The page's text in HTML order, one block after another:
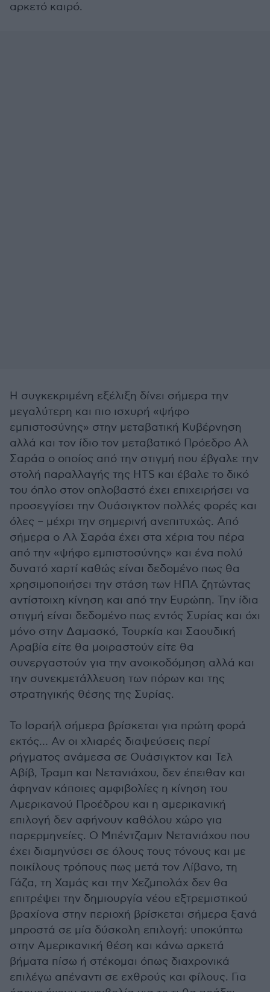
αρκετό καιρό.
Η συγκεκριμένη εξέλιξη δίνει σήμερα την
μεγαλύτερη και πιο ισχυρή «ψήφο
εμπιστοσύνης» στην μεταβατική Κυβέρνηση
αλλά και τον ίδιο τον μεταβατικό Πρόεδρο Αλ
Σαράα ο οποίος από την στιγμή που έβγαλε την
στολή παραλλαγής της HTS και έβαλε το δικό
του όπλο στον οπλοβαστό έχει επιχειρήσει να
προσεγγίσει την Ουάσιγκτον πολλές φορές και
όλες – μέχρι την σημερινή ανεπιτυχώς. Από
σήμερα ο Αλ Σαράα έχει στα χέρια του πέρα
από την «ψήφο εμπιστοσύνης» και ένα πολύ
δυνατό χαρτί καθώς είναι δεδομένο πως θα
χρησιμοποιήσει την στάση των ΗΠΑ ζητώντας
αντίστοιχη κίνηση και από την Ευρώπη. Την ίδια
στιγμή είναι δεδομένο πως εντός Συρίας και όχι
μόνο στην Δαμασκό, Τουρκία και Σαουδική
Αραβία είτε θα μοιραστούν είτε θα
συνεργαστούν για την ανοικοδόμηση αλλά και
την συνεκμετάλλευση των πόρων και της
στρατηγικής θέσης της Συρίας.
Το Ισραήλ σήμερα βρίσκεται για πρώτη φορά
εκτός… Αν οι χλιαρές διαψεύσεις περί
ρήγματος ανάμεσα σε Ουάσιγκτον και Τελ
Αβίβ, Τραμπ και Νετανιάχου, δεν έπειθαν και
άφηναν κάποιες αμφιβολίες η κίνηση του
Αμερικανού Προέδρου και η αμερικανική
επιλογή δεν αφήνουν καθόλου χώρο για
παρερμηνείες. Ο Μπέντζαμιν Νετανιάχου που
έχει διαμηνύσει σε όλους τους τόνους και με
ποικίλους τρόπους πως μετά τον Λίβανο, τη
Γάζα, τη Χαμάς και την Χεζμπολάχ δεν θα
επιτρέψει την δημιουργία νέου εξτρεμιστικού
βραχίονα στην περιοχή βρίσκεται σήμερα ξανά
μπροστά σε μία δύσκολη επιλογή: υποκύπτω
στην Αμερικανική θέση και κάνω αρκετά
βήματα πίσω ή στέκομαι όπως διαχρονικά
επιλέγω απέναντι σε εχθρούς και φίλους. Για